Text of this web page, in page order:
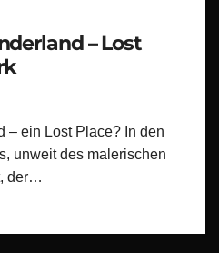
– Lost
– ein Lost Place? In den
unweit des malerischen
der…